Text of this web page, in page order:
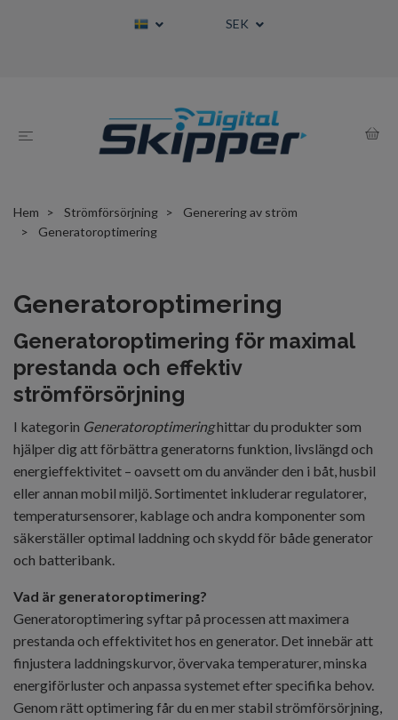
SEK
Hem Strömförsörjning
Generering av ström
Generatoroptimering
Generatoroptimering
Generatoroptimering för maximal
prestanda och effektiv
strömförsörjning
I kategorin Generatoroptimeringhittar du produkter som
hjälper dig att förbättra generatorns funktion, livslängd och
energieffektivitet – oavsett om du använder den i båt, husbil
eller annan mobil miljö. Sortimentet inkluderar regulatorer,
temperatursensorer, kablage och andra komponenter som
säkerställer optimal laddning och skydd för både generator
och batteribank.
Vad är generatoroptimering?
Generatoroptimering syftar på processen att maximera
prestanda och effektivitet hos en generator. Det innebär att
finjustera laddningskurvor, övervaka temperaturer, minska
energiförluster och anpassa systemet efter specifika behov.
Genom rätt optimering får du en mer stabil strömförsörjning,